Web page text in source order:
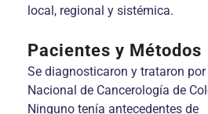
local, regional y sistémica.
Pacientes y Métodos
Se diagnosticaron y trataron
Nacional de Cancerología de
Ninguno tenía antecedentes de